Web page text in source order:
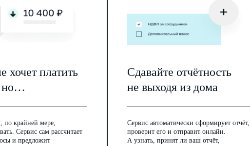
хочет платить
но…
крайней мере,
Сервис сам рассчитает
и предложит
Сдавайте отчётность
не выходя из дома
Сервис автоматически сформирует отчёт,
проверит его и отправит онлайн.
А узнать, принят ли ваш отчёт,